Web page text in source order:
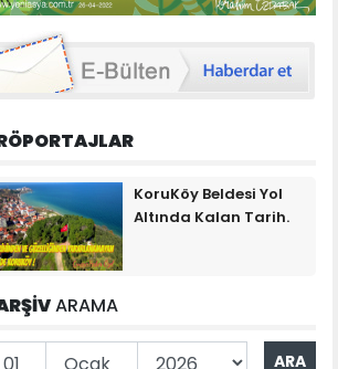
KoruKöy Beldesi Yol
Altında Kalan Tarih.
ARAMA